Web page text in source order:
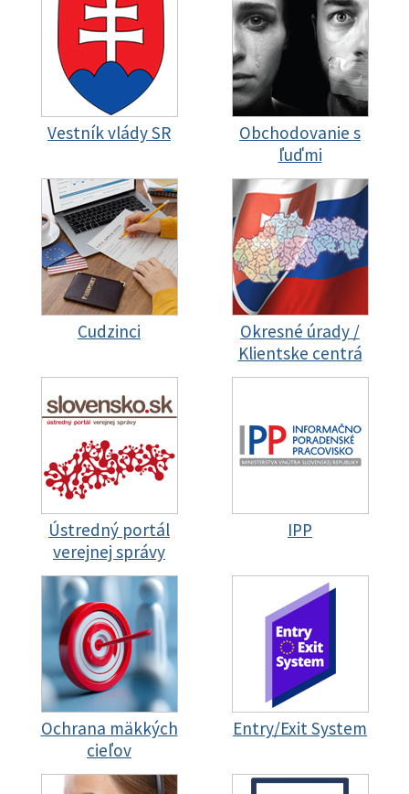
Vestník vlády SR
Obchodovanie s
ľuďmi
Cudzinci
Okresné úrady /
Klientske centrá
Ústredný portál
verejnej správy
IPP
Ochrana mäkkých
cieľov
Entry/Exit System